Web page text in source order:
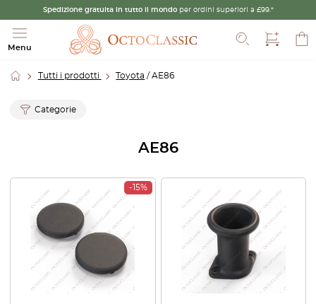
Spedizione gratuita in tutto il mondo per ordini superiori a £99.*
Menu
Cerca
Tutti i prodotti Toyota / AE86
Categorie
AE86
-15%